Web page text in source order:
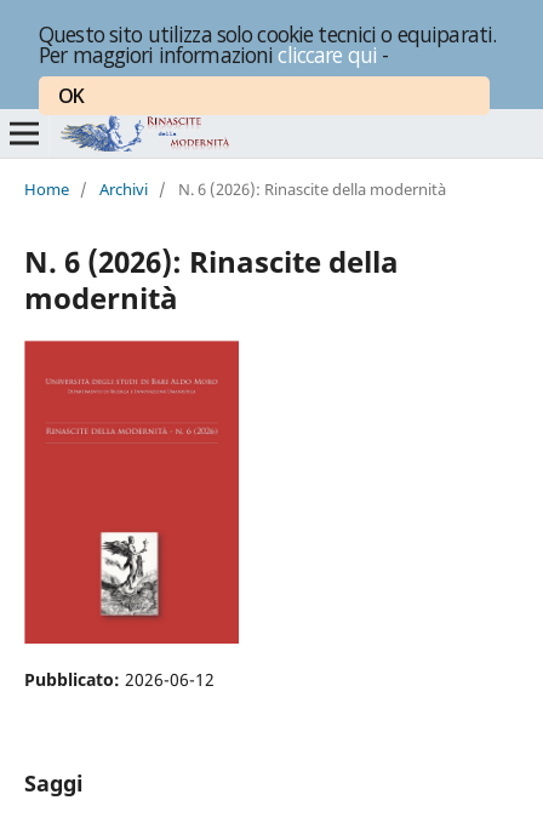
Questo sito utilizza solo cookie tecnici o equiparati.
Per maggiori informazionicliccare qui -
OK
Home / Archivi / N. 6 (2026): Rinascite della modernità
N. 6 (2026): Rinascite della
modernità
Pubblicato: 2026-06-12
Saggi